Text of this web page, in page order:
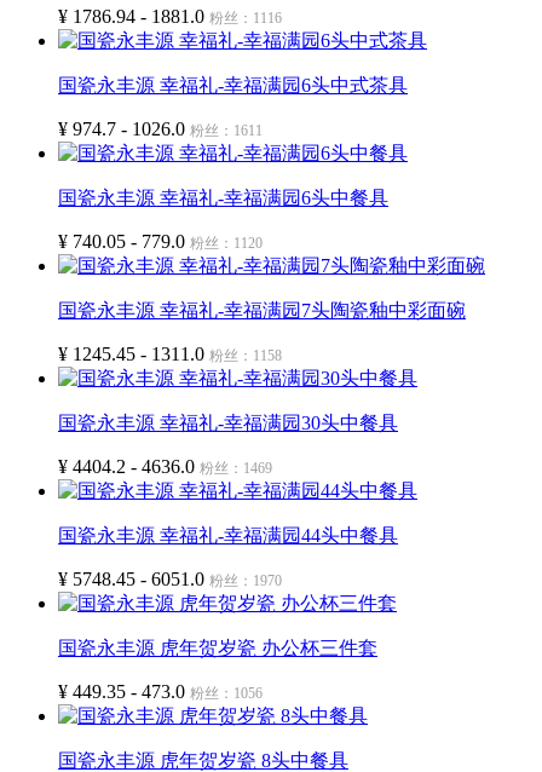
¥ 1786.94 - 1881.0 粉丝：1116
国瓷永丰源 幸福礼-幸福满园6头中式茶具
¥ 974.7 - 1026.0 粉丝：1611
国瓷永丰源 幸福礼-幸福满园6头中餐具
¥ 740.05 - 779.0 粉丝：1120
国瓷永丰源 幸福礼-幸福满园7头陶瓷釉中彩面碗
¥ 1245.45 - 1311.0 粉丝：1158
国瓷永丰源 幸福礼-幸福满园30头中餐具
¥ 4404.2 - 4636.0 粉丝：1469
国瓷永丰源 幸福礼-幸福满园44头中餐具
¥ 5748.45 - 6051.0 粉丝：1970
国瓷永丰源 虎年贺岁瓷 办公杯三件套
¥ 449.35 - 473.0 粉丝：1056
国瓷永丰源 虎年贺岁瓷 8头中餐具